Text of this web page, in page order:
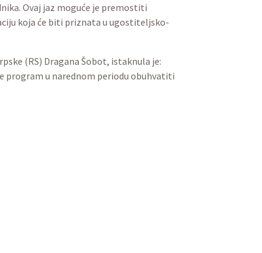
Ovaj jaz moguće je premostiti
koja će biti priznata u ugostiteljsko-
(RS) Dragana Šobot, istaknula je:
program u narednom periodu obuhvatiti